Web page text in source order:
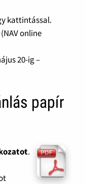
kattintással.
online
20-ig –
papír
.